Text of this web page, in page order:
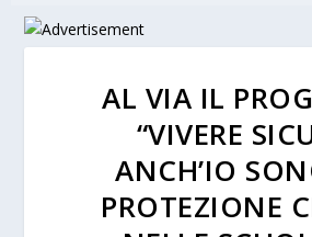
AL VIA IL
“VIVERE
ANCH’IO
PROTEZIONE